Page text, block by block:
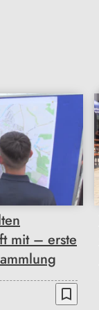
mit – erste
bookmark_border